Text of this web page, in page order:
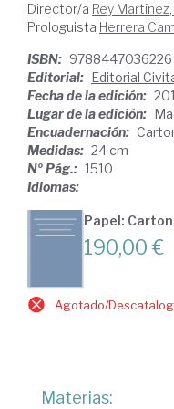
Director/a Rey
Prologuista Herrera
ISBN: 9788447036226
Editorial: Editorial
Fecha de la edición:
Lugar de la edición:
Encuadernación:
Medidas: 24 cm
Nº Pág.: 1510
Idiomas:
Papel:
190,00 €
Agotado/
Materias: